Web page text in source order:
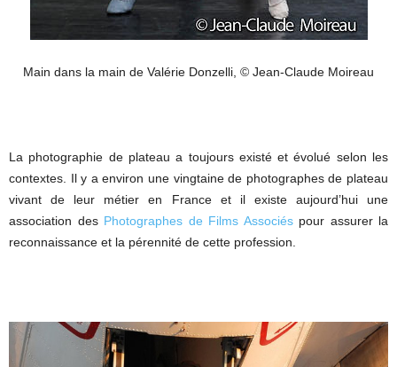
Main dans la main de Valérie Donzelli, © Jean-Claude Moireau
La photographie de plateau a toujours existé et évolué selon les
contextes. Il y a environ une vingtaine de photographes de plateau
vivant de leur métier en France et il existe aujourd’hui une
association des Photographes de Films Associéspour assurer la
reconnaissance et la pérennité de cette profession.